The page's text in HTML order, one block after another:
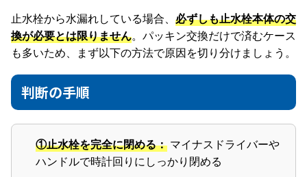
止水栓から水漏れしている場合、 必ずしも止水栓本体の交
換が必要とは限りません。パッキン交換だけで済むケース
も多いため、まず以下の方法で原因を切り分けましょう。
判断の手順
①止水栓を完全に閉める： マイナスドライバーや
ハンドルで時計回りにしっかり閉める